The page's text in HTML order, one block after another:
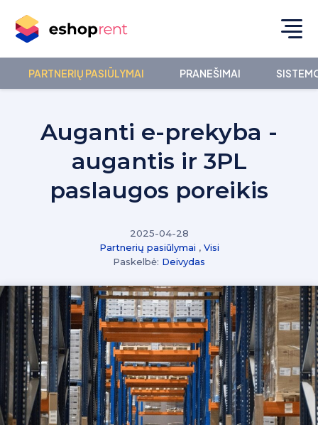
PARTNERIŲ PASIŪLYMAI PRANEŠIMAI
Auganti e-prekyba -
augantis ir 3PL
paslaugos poreikis
2025-04-28
Partnerių pasiūlymai , Visi
Paskelbė: Deivydas